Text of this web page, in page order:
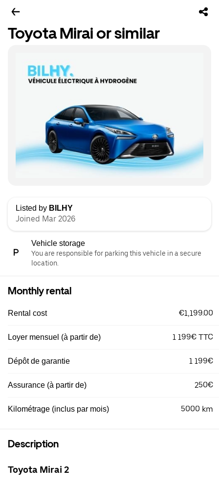
Toyota Mirai or similar
Listed by BILHY
Joined Mar 2026
Vehicle storage
You are responsible for parking this vehicle in a secure
location.
Monthly rental
Rental cost €1,199.00
Loyer mensuel (à partir de) 1 199€ TTC
Dépôt de garantie 1 199€
Assurance (à partir de) 250€
Kilométrage (inclus par mois) 5000 km
Description
Toyota Mirai 2